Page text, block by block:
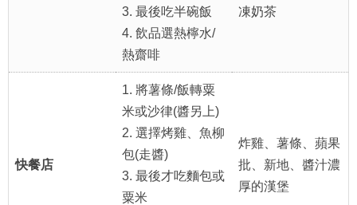
3. 最後吃半碗飯
4. 飲品選熱檸水/
熱齋啡
凍奶茶
快餐店
1. 將薯條/飯轉粟
米或沙律(醬另上)
2. 選擇烤雞、魚柳
包(走醬)
3. 最後才吃麵包或
粟米
炸雞、薯條、蘋果
批、新地、醬汁濃
厚的漢堡